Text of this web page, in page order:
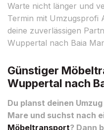
Warte nicht länger und
Termin mit Umzugsprofi
deine zuverlässigen
Wuppertal nach Baia
Günstiger
Wuppertal nach
Du planst deinen
Mare und suchst nach
Möbeltransport? Dann